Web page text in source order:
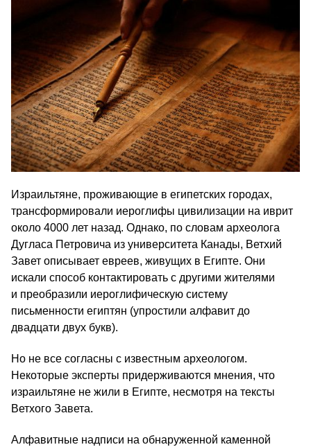
Израильтяне, проживающие в египетских городах,
трансформировали иероглифы цивилизации на иврит
около 4000 лет назад. Однако, по словам археолога
Дугласа Петровича из университета Канады, Ветхий
Завет описывает евреев, живущих в Египте. Они
искали способ контактировать с другими жителями
и преобразили иероглифическую систему
письменности египтян (упростили алфавит до
двадцати двух букв).
Но не все согласны с известным археологом.
Некоторые эксперты придерживаются мнения, что
израильтяне не жили в Египте, несмотря на тексты
Ветхого Завета.
Алфавитные надписи на обнаруженной каменной